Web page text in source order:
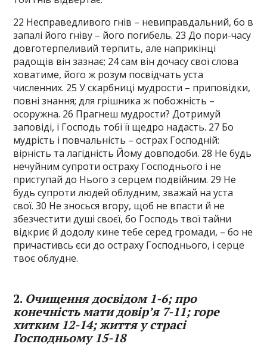
22 Несправедливого гнів – невиправдальний, бо в
запалі його гніву – його погибель. 23 До пори-часу
довготерпеливий терпить, але наприкінці
радощів він зазнає; 24 сам він дочасу свої слова
ховатиме, його ж розум посвідчать уста
численних. 25 У скарбниці мудрости – приповідки,
повні знання; для грішника ж побожність –
осоружна. 26 Прагнеш мудрости? Дотримуй
заповіді, і Господь тобі її щедро надасть. 27 Бо
мудрість і повчальність – острах Господній:
вірність та лагідність Йому довподоби. 28 Не будь
нечуйним супроти остраху Господнього і не
приступай до Нього з серцем подвійним. 29 Не
будь супроти людей облудним, зважай на уста
свої. 30 Не зносься вгору, щоб не впасти й не
збезчестити душі своєї, бо Господь твої тайни
відкриє й додолу кине тебе серед громади, – бо не
причастивсь єси до остраху Господнього, і серце
твоє облудне.
2. Очищення досвідом 1-6; про
конечність мати довір’я 7-11; горе
хитким 12-14; життя у страсі
Господньому 15-18